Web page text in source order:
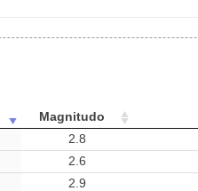
Magnitudo
2.8
2.6
2.9